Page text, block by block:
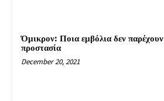
Όμικρον: Ποια εμβόλια δεν παρέχουν
προστασία
December 20, 2021